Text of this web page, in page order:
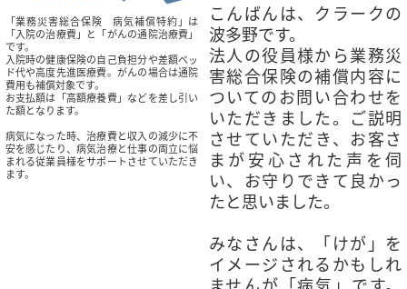
「業務災害総合保険 病気補償特約」は
「入院の治療費」と「がんの通院治療費」
です。
入院時の健康保険の自己負担分や差額ベッ
ド代や高度先進医療費。がんの場合は通院
費用も補償対象です。
お支払額は「高額療養費」などを差し引い
た額となります。
病気になった時、治療費と収入の減少に不
安を感じたり、病気治療と仕事の両立に悩
まれる従業員様をサポートさせていただき
ます。
こんばんは、クラークの
波多野です。
法人の役員様から業務災
害総合保険の補償内容に
ついてのお問い合わせを
いただきました。ご説明
させていただき、お客さ
まが安心された声を伺
い、お守りできて良かっ
たと思いました。
みなさんは、「けが」を
イメージされるかもしれ